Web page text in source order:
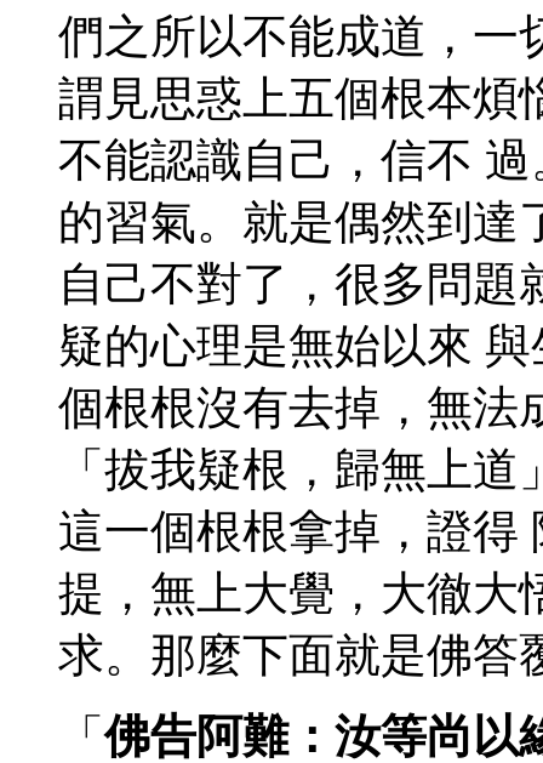
們之所以不能成道，一
謂見思惑上五個根本煩
不能認識自己，信不
的習氣。就是偶然到達
自己不對了，很多問題
疑的心理是無始以來
個根根沒有去掉，無法
「拔我疑根，歸無上
這一個根根拿掉，證得
提，無上大覺，大徹大
求。那麼下面就是佛答
「佛告阿難：汝等尚以